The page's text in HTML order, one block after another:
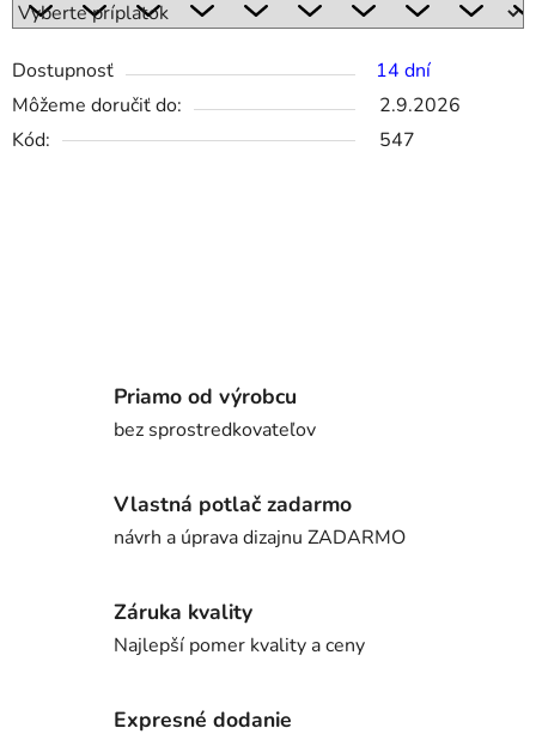
Dostupnosť
14 dní
Môžeme doručiť do:
2.9.2026
Kód:
547
Priamo od výrobcu
bez sprostredkovateľov
Vlastná potlač zadarmo
návrh a úprava dizajnu ZADARMO
Záruka kvality
Najlepší pomer kvality a ceny
Expresné dodanie